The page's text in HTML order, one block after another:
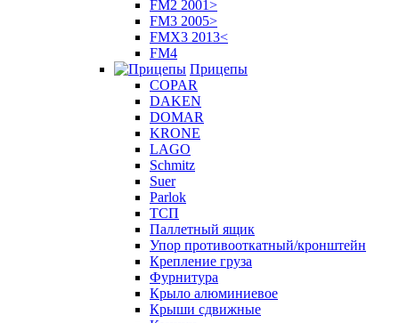
FM2 2001>
FM3 2005>
FMX3 2013<
FM4
Прицепы
COPAR
DAKEN
DOMAR
KRONE
LAGO
Schmitz
Suer
Parlok
ТСП
Паллетный ящик
Упор противооткатный/кронштейн
Крепление груза
Фурнитура
Крыло алюминиевое
Крыши сдвижные